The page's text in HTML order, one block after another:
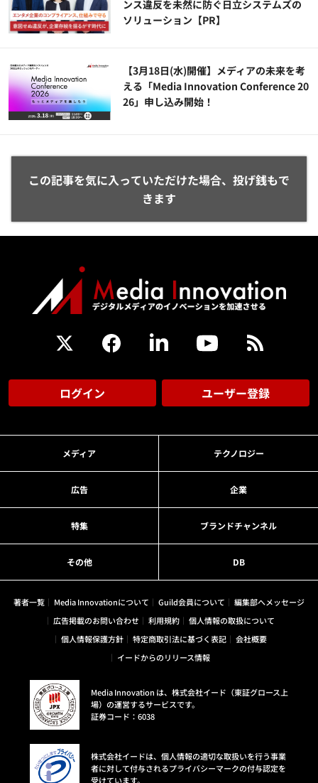
ンス違反を未然に防ぐ日立システムズの
ソリューション​【PR】
【3月18日(水)開催】メディアの未来を考
える「Media Innovation Conference 20
26」申し込み開始！
この記事を気に入っていただけた場合、投げ銭もで
きます
ログイン ユーザー登録
メディア テクノロジー
広告 企業
特集 ブランドチャンネル
その他 DB
著者一覧 Media Innovationについて Guild会員について
編集部へメッセージ
広告掲載のお問い合わせ
利用規約
個人情報の取扱について
個人情報保護方針
特定商取引法に基づく表記
会社概要
イードからのリリース情報
Media Innovation は、株式会社イード（東証グロース上
場）の運営するサービスです。
証券コード：6038
株式会社イードは、個人情報の適切な取扱いを行う事業
者に対して付与されるプライバシーマークの付与認定を
受けています。